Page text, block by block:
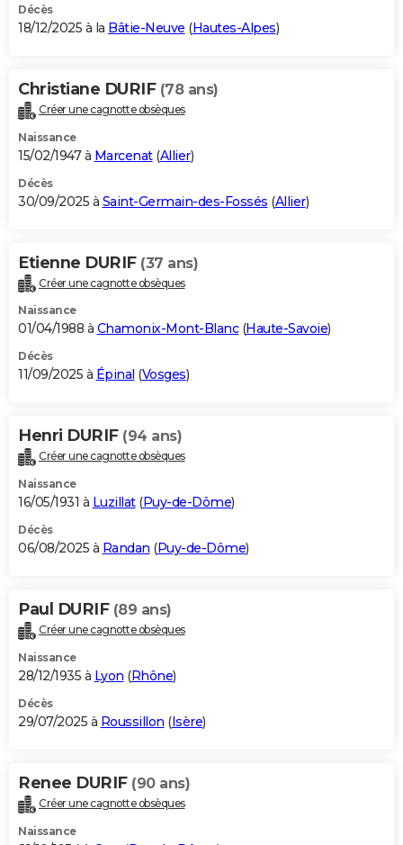
Décès
18/12/2025 à la Bâtie-Neuve (Hautes-Alpes)
Christiane DURIF (78 ans)
Créer une cagnotte obsèques
Naissance
15/02/1947 à Marcenat(Allier)
Décès
30/09/2025 à Saint-Germain-des-Fossés (Allier)
Etienne DURIF (37 ans)
Créer une cagnotte obsèques
Naissance
01/04/1988 à Chamonix-Mont-Blanc(Haute-Savoie)
Décès
11/09/2025 à Épinal (Vosges)
Henri DURIF (94 ans)
Créer une cagnotte obsèques
Naissance
16/05/1931 à Luzillat(Puy-de-Dôme)
Décès
06/08/2025 à Randan (Puy-de-Dôme)
Paul DURIF (89 ans)
Créer une cagnotte obsèques
Naissance
28/12/1935 à Lyon (Rhône)
Décès
29/07/2025 à Roussillon (Isère)
Renee DURIF (90 ans)
Créer une cagnotte obsèques
Naissance